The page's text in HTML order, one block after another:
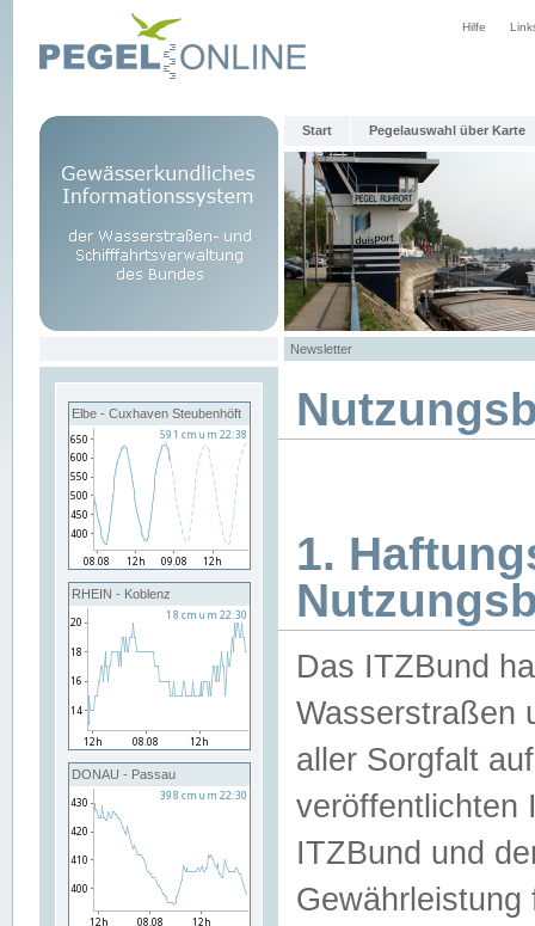
Hilfe
Start Pegelauswahl über Karte
Newsletter
Elbe - Cuxhaven Steubenhöft
RHEIN - Koblenz
DONAU - Passau
1.
Das ITZBund
Wasserstraßen
aller Sorgfalt
veröffentlichten
ITZBund und